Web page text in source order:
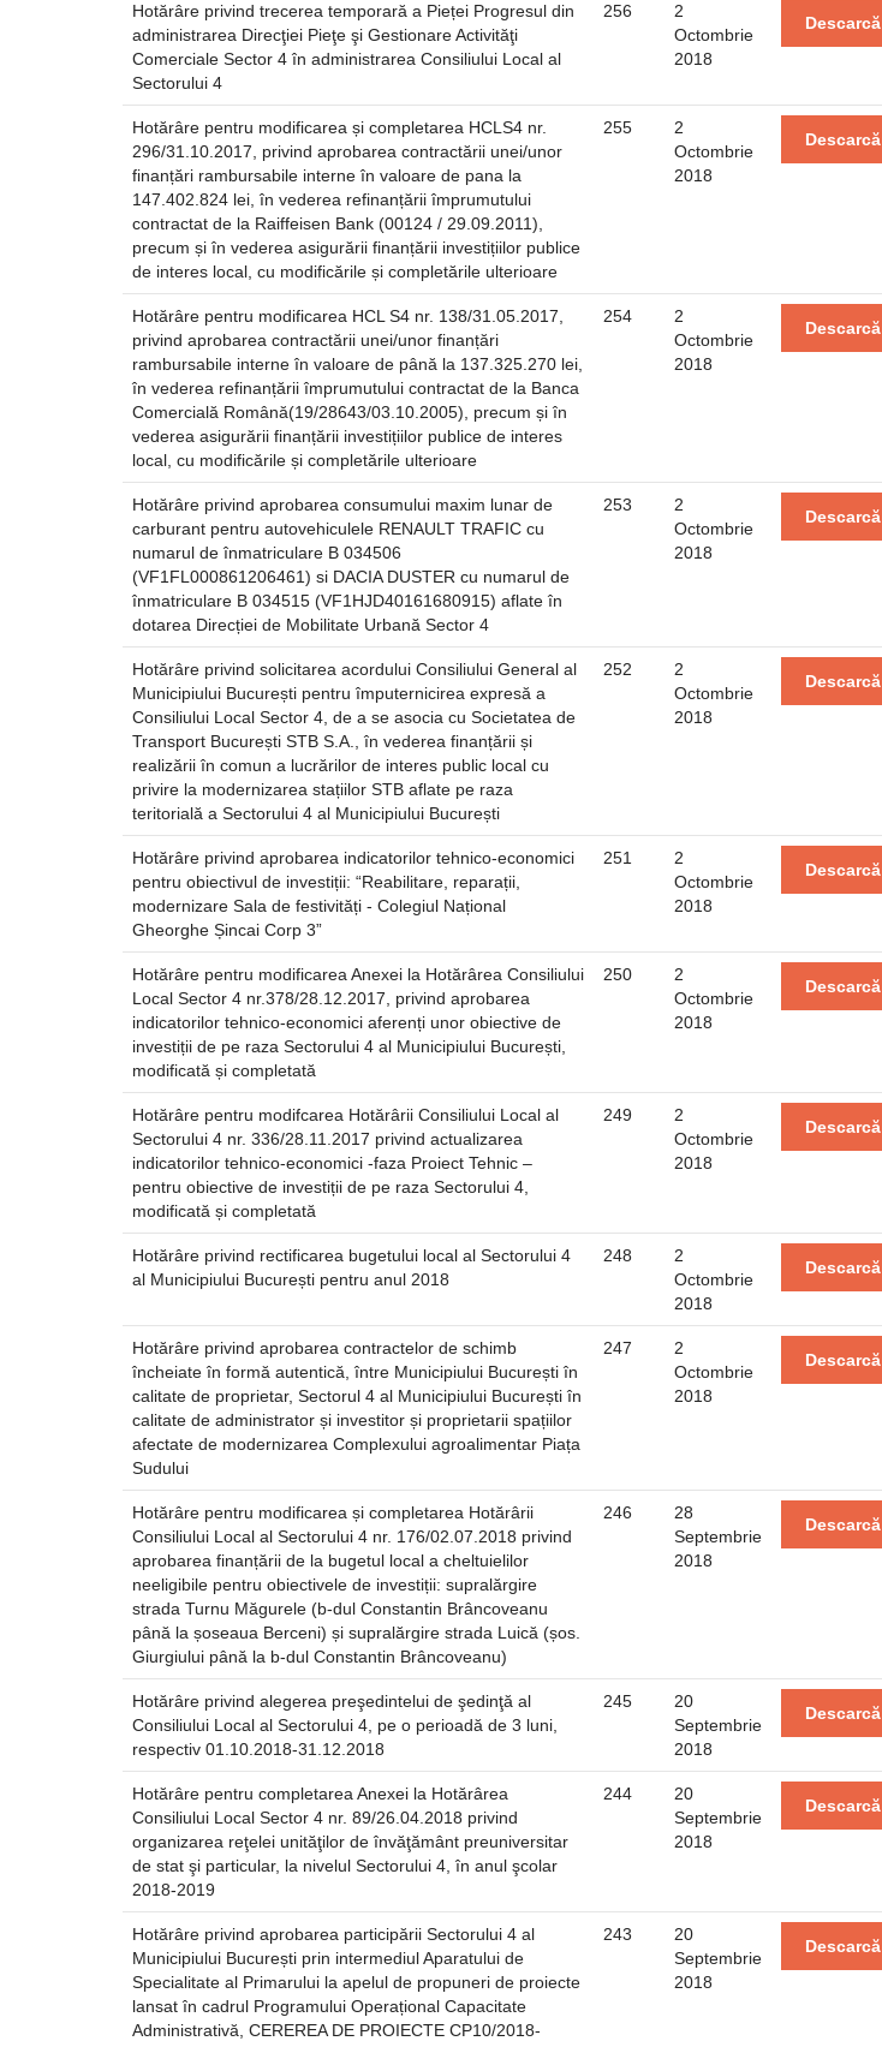
Hotărâre privind trecerea temporară a Pieței Progresul din
administrarea Direcţiei Pieţe şi Gestionare Activităţi
Comerciale Sector 4 în administrarea Consiliului Local al
Sectorului 4
256
2
Octombrie
2018
Descarcă
Hotărâre pentru modificarea și completarea HCLS4 nr.
296/31.10.2017, privind aprobarea contractării unei/unor
finanțări rambursabile interne în valoare de pana la
147.402.824 lei, în vederea refinanțării împrumutului
contractat de la Raiffeisen Bank (00124 / 29.09.2011),
precum și în vederea asigurării finanțării investițiilor publice
de interes local, cu modificările și completările ulterioare
255
2
Octombrie
2018
Descarcă
Hotărâre pentru modificarea HCL S4 nr. 138/31.05.2017,
privind aprobarea contractării unei/unor finanțări
rambursabile interne în valoare de până la 137.325.270 lei,
în vederea refinanțării împrumutului contractat de la Banca
Comercială Română(19/28643/03.10.2005), precum și în
vederea asigurării finanțării investițiilor publice de interes
local, cu modificările și completările ulterioare
254
2
Octombrie
2018
Descarcă
Hotărâre privind aprobarea consumului maxim lunar de
carburant pentru autovehiculele RENAULT TRAFIC cu
numarul de înmatriculare B 034506
(VF1FL000861206461) si DACIA DUSTER cu numarul de
înmatriculare B 034515 (VF1HJD40161680915) aflate în
dotarea Direcției de Mobilitate Urbană Sector 4
253
2
Octombrie
2018
Descarcă
Hotărâre privind solicitarea acordului Consiliului General al
Municipiului București pentru împuternicirea expresă a
Consiliului Local Sector 4, de a se asocia cu Societatea de
Transport București STB S.A., în vederea finanțării și
realizării în comun a lucrărilor de interes public local cu
privire la modernizarea stațiilor STB aflate pe raza
teritorială a Sectorului 4 al Municipiului București
252
2
Octombrie
2018
Descarcă
Hotărâre privind aprobarea indicatorilor tehnico-economici
pentru obiectivul de investiții: “Reabilitare, reparații,
modernizare Sala de festivități - Colegiul Național
Gheorghe Șincai Corp 3”
251
2
Octombrie
2018
Descarcă
Hotărâre pentru modificarea Anexei la Hotărârea Consiliului
Local Sector 4 nr.378/28.12.2017, privind aprobarea
indicatorilor tehnico-economici aferenți unor obiective de
investiții de pe raza Sectorului 4 al Municipiului București,
modificată și completată
250
2
Octombrie
2018
Descarcă
Hotărâre pentru modifcarea Hotărârii Consiliului Local al
Sectorului 4 nr. 336/28.11.2017 privind actualizarea
indicatorilor tehnico-economici -faza Proiect Tehnic –
pentru obiective de investiții de pe raza Sectorului 4,
modificată și completată
249
2
Octombrie
2018
Descarcă
Hotărâre privind rectificarea bugetului local al Sectorului 4
al Municipiului București pentru anul 2018
248
2
Octombrie
2018
Descarcă
Hotărâre privind aprobarea contractelor de schimb
încheiate în formă autentică, între Municipiului București în
calitate de proprietar, Sectorul 4 al Municipiului București în
calitate de administrator și investitor și proprietarii spațiilor
afectate de modernizarea Complexului agroalimentar Piața
Sudului
247
2
Octombrie
2018
Descarcă
Hotărâre pentru modificarea și completarea Hotărârii
Consiliului Local al Sectorului 4 nr. 176/02.07.2018 privind
aprobarea finanțării de la bugetul local a cheltuielilor
neeligibile pentru obiectivele de investiții: supralărgire
strada Turnu Măgurele (b-dul Constantin Brâncoveanu
până la șoseaua Berceni) și supralărgire strada Luică (șos.
Giurgiului până la b-dul Constantin Brâncoveanu)
246
28
Septembrie
2018
Descarcă
Hotărâre privind alegerea preşedintelui de şedinţă al
Consiliului Local al Sectorului 4, pe o perioadă de 3 luni,
respectiv 01.10.2018-31.12.2018
245
20
Septembrie
2018
Descarcă
Hotărâre pentru completarea Anexei la Hotărârea
Consiliului Local Sector 4 nr. 89/26.04.2018 privind
organizarea reţelei unităţilor de învăţământ preuniversitar
de stat şi particular, la nivelul Sectorului 4, în anul şcolar
2018-2019
244
20
Septembrie
2018
Descarcă
Hotărâre privind aprobarea participării Sectorului 4 al
Municipiului București prin intermediul Aparatului de
Specialitate al Primarului la apelul de propuneri de proiecte
lansat în cadrul Programului Operațional Capacitate
Administrativă, CEREREA DE PROIECTE CP10/2018-
243
20
Septembrie
2018
Descarcă